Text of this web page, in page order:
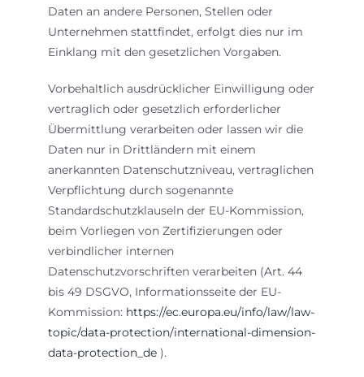
Daten an andere Personen, Stellen oder
Unternehmen stattfindet, erfolgt dies nur im
Einklang mit den gesetzlichen Vorgaben.
Vorbehaltlich ausdrücklicher Einwilligung oder
vertraglich oder gesetzlich erforderlicher
Übermittlung verarbeiten oder lassen wir die
Daten nur in Drittländern mit einem
anerkannten Datenschutzniveau, vertraglichen
Verpflichtung durch sogenannte
Standardschutzklauseln der EU-Kommission,
beim Vorliegen von Zertifizierungen oder
verbindlicher internen
Datenschutzvorschriften verarbeiten (Art. 44
bis 49 DSGVO, Informationsseite der EU-
Kommission: https://ec.europa.eu/info/law/law-
topic/data-protection/international-dimension-
data-protection_de ).